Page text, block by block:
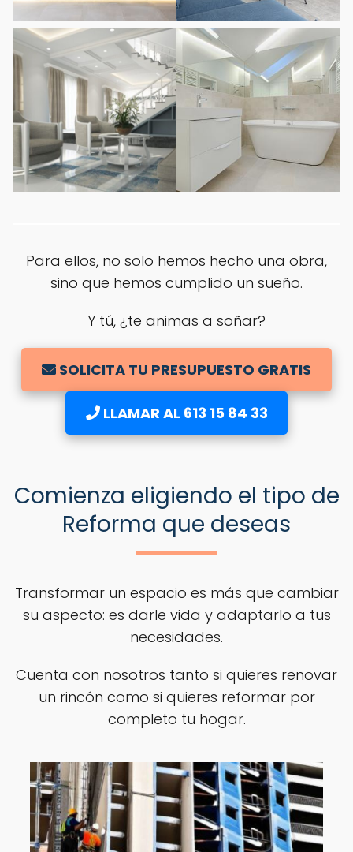
Para ellos, no solo hemos hecho una obra,
sino que hemos cumplido un sueño.
Y tú, ¿te animas a soñar?
SOLICITA TU PRESUPUESTO GRATIS
LLAMAR AL 613 15 84 33
Comienza eligiendo el tipo de
Reforma que deseas
Transformar un espacio es más que cambiar
su aspecto: es darle vida y adaptarlo a tus
necesidades.
Cuenta con nosotros tanto si quieres renovar
un rincón como si quieres reformar por
completo tu hogar.